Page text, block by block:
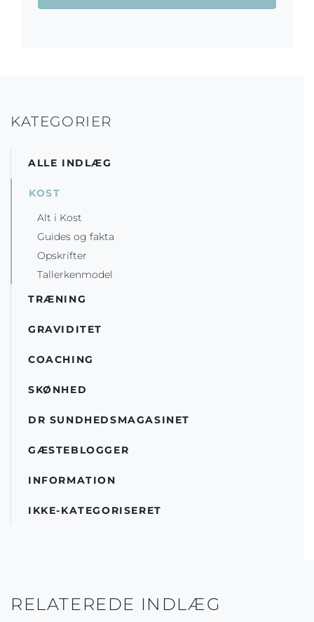
KATEGORIER
ALLE INDLÆG
KOST
Alt i Kost
Guides og fakta
Opskrifter
Tallerkenmodel
TRÆNING
GRAVIDITET
COACHING
SKØNHED
DR SUNDHEDSMAGASINET
GÆSTEBLOGGER
INFORMATION
IKKE-KATEGORISERET
RELATEREDE INDLÆG